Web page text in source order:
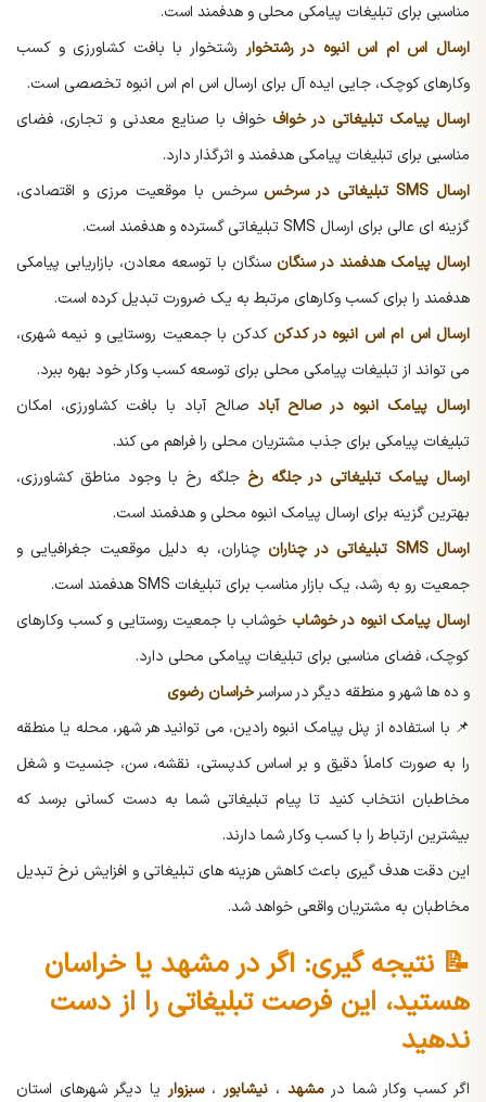
مناسبی برای تبلیغات پیامکی محلی و هدفمند است.
ارسال اس ام اس انبوه در رشتخوار رشتخوار با بافت کشاورزی و کسب
وکارهای کوچک، جایی ایده آل برای ارسال اس ام اس انبوه تخصصی است.
ارسال پیامک تبلیغاتی در خواف خواف با صنایع معدنی و تجاری، فضای
مناسبی برای تبلیغات پیامکی هدفمند و اثرگذار دارد.
ارسال SMS تبلیغاتی در سرخس
سرخس با موقعیت مرزی و اقتصادی،
گزینه ای عالی برای ارسال SMS تبلیغاتی گسترده و هدفمند است.
ارسال پیامک هدفمند در سنگان سنگان با توسعه معادن، بازاریابی پیامکی
هدفمند را برای کسب وکارهای مرتبط به یک ضرورت تبدیل کرده است.
ارسال اس ام اس انبوه در کدکن کدکن با جمعیت روستایی و نیمه شهری،
می تواند از تبلیغات پیامکی محلی برای توسعه کسب وکار خود بهره ببرد.
ارسال پیامک انبوه در صالح آباد صالح آباد با بافت کشاورزی، امکان
تبلیغات پیامکی برای جذب مشتریان محلی را فراهم می کند.
ارسال پیامک تبلیغاتی در جلگه رخ جلگه رخ با وجود مناطق کشاورزی،
بهترین گزینه برای ارسال پیامک انبوه محلی و هدفمند است.
ارسال SMS تبلیغاتی در چناران
چناران، به دلیل موقعیت جغرافیایی و
جمعیت رو به رشد، یک بازار مناسب برای تبلیغات SMS هدفمند است.
ارسال پیامک انبوه در خوشاب خوشاب با جمعیت روستایی و کسب وکارهای
کوچک، فضای مناسبی برای تبلیغات پیامکی محلی دارد.
و ده ها شهر و منطقه دیگر در سراسرخراسان رضوی
📌 با استفاده از پنل پیامک انبوه رادین، می توانید هر شهر، محله یا منطقه
را به صورت کاملاً دقیق و بر اساس کدپستی، نقشه، سن، جنسیت و شغل
مخاطبان انتخاب کنید تا پیام تبلیغاتی شما به دست کسانی برسد که
بیشترین ارتباط را با کسب وکار شما دارند.
این دقت هدف گیری باعث کاهش هزینه های تبلیغاتی و افزایش نرخ تبدیل
مخاطبان به مشتریان واقعی خواهد شد.
📝 نتیجه گیری: اگر در مشهد یا خراسان
هستید، این فرصت تبلیغاتی را از دست
ندهید
اگر کسب وکار شما در مشهد ، نیشابور ،سبزوار یا دیگر شهرهای استان